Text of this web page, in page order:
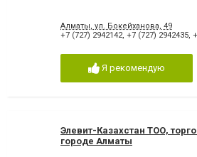
Алматы, ул. Бокейханова, 49
+7 (727) 2942142 +7 (727) 2942435
Я рекомендую
Элевит-Казахстан ТОО,
городе Алматы